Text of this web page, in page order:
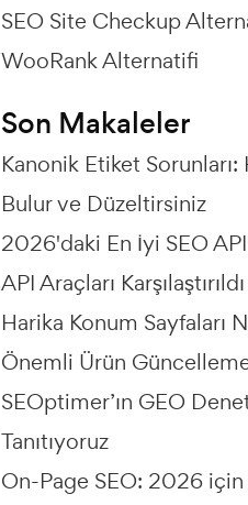
SEO Site Checkup
WooRank Alternatifi
Son Makaleler
Kanonik Etiket Sorunları:
Bulur ve Düzeltirsiniz
2026'daki En İyi SEO
API Araçları Karşılaştırıldı
Harika Konum Sayfaları
Önemli Ürün
SEOptimer’ın GEO
Tanıtıyoruz
On-Page SEO: 2026 için